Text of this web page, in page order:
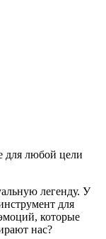
для любой цели
легенду. У
для
которые
нас?